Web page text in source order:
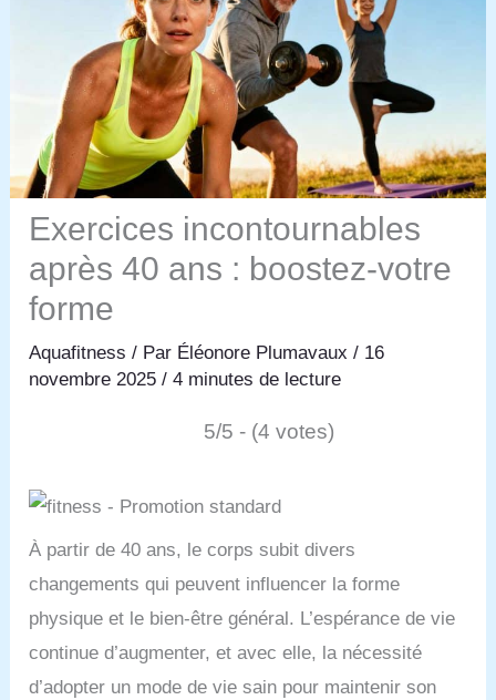
Exercices incontournables
après 40 ans : boostez-votre
forme
Aquafitness / Par Éléonore Plumavaux/ 16
novembre 2025/4 minutes de lecture
5/5 - (4 votes)
À partir de 40 ans, le corps subit divers
changements qui peuvent influencer la forme
physique et le bien-être général. L’espérance de vie
continue d’augmenter, et avec elle, la nécessité
d’adopter un mode de vie sain pour maintenir son